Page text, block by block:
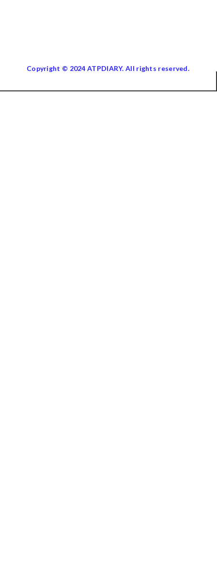
Copyright © 2024 ATPDIARY. All rights reserved.